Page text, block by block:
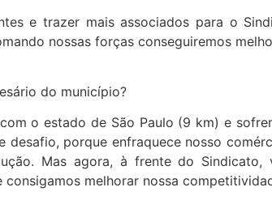
e trazer mais associados para o
nossas forças conseguiremos
do município?
o estado de São Paulo (9 km) e
desafio, porque enfraquece nosso
Mas agora, à frente do
consigamos melhorar nossa